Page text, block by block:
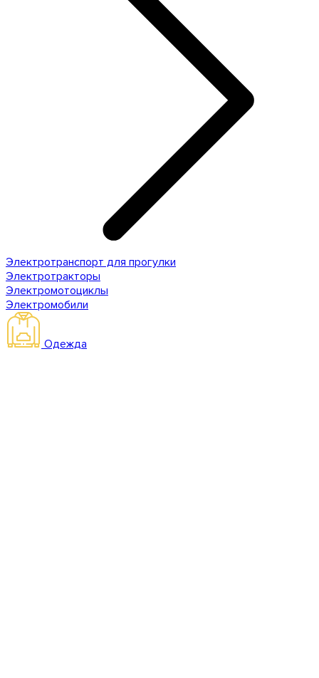
Электротранспорт для прогулки
Электротракторы
Электромотоциклы
Электромобили
Одежда